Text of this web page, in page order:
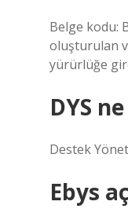
Belge kodu:
oluşturulan
yürürlüğe
DYS
Destek
Ebys